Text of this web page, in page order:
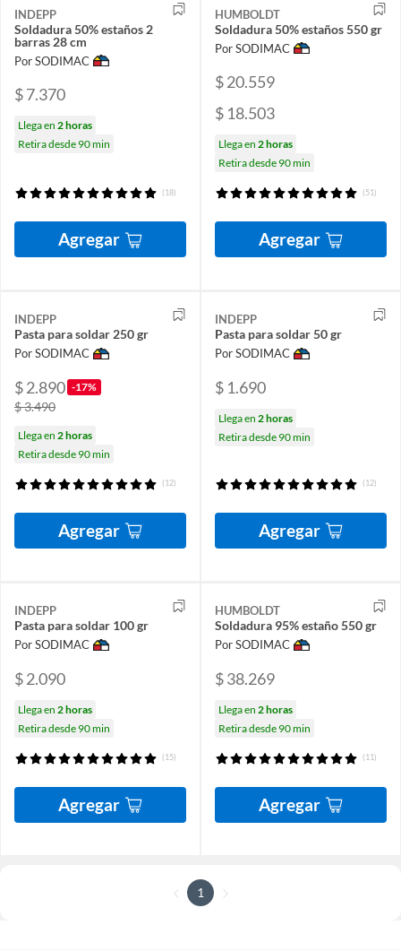
INDEPP
Soldadura 50% estaños 2
barras 28 cm
Por SODIMAC
$ 7.370
Llega en 2 horas
Retira desde 90 min
(18)
Agregar
HUMBOLDT
Soldadura 50% estaños 550 gr
Por SODIMAC
$ 20.559
$ 18.503
Llega en 2 horas
Retira desde 90 min
(51)
Agregar
INDEPP
Pasta para soldar 250 gr
Por SODIMAC
$ 2.890 -17%
$ 3.490
Llega en 2 horas
Retira desde 90 min
(12)
Agregar
INDEPP
Pasta para soldar 50 gr
Por SODIMAC
$ 1.690
Llega en 2 horas
Retira desde 90 min
(12)
Agregar
INDEPP
Pasta para soldar 100 gr
Por SODIMAC
$ 2.090
Llega en 2 horas
Retira desde 90 min
(15)
Agregar
HUMBOLDT
Soldadura 95% estaño 550 gr
Por SODIMAC
$ 38.269
Llega en 2 horas
Retira desde 90 min
(11)
Agregar
1